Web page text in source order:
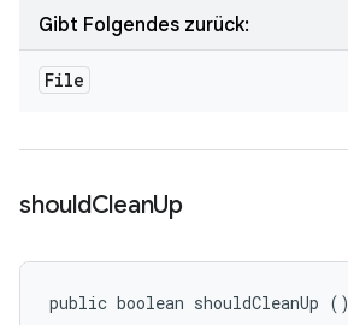
Gibt Folgendes zurück:
File
shouldCleanUp
public boolean shouldCleanUp ()